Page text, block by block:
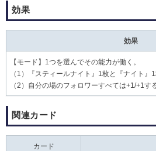
効果
効果
【 モード 】1つを選んでその能力が働く。
（1）『 スティールナイト 』1枚と『ナイト 』
（2）自分の場のフォロワーすべては+1/+1す
関連カード​
カード